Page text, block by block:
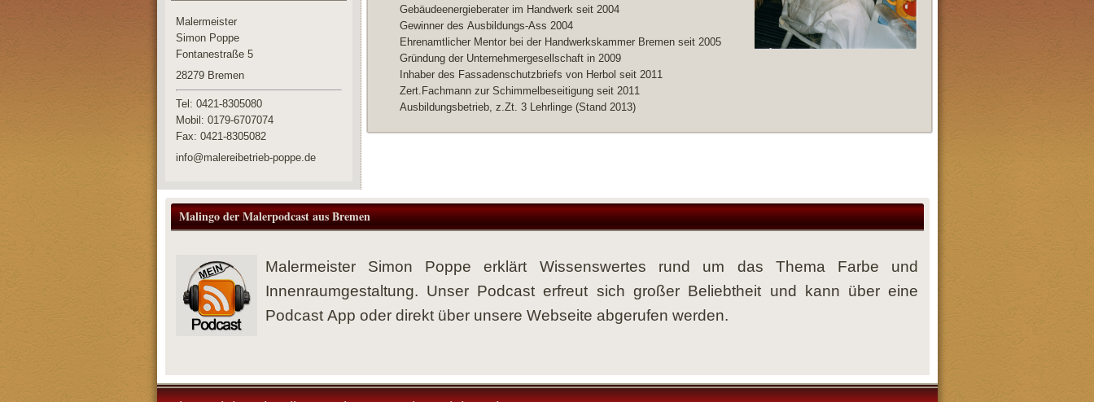
Malermeister
Simon Poppe
Fontanestraße 5
28279Bremen
Tel: 0421-8305080
Mobil: 0179-6707074
Fax: 0421-8305082
info@malereibetrieb-poppe.de
Gebäudeenergieberater im Handwerk seit 2004
Gewinner des Ausbildungs-Ass 2004
Ehrenamtlicher Mentor bei der Handwerkskammer Bremen seit 2005
Gründung der Unternehmergesellschaft in 2009
Inhaber des Fassadenschutzbriefs von Herbol seit 2011
Zert.Fachmann zur Schimmelbeseitigung seit 2011
Ausbildungsbetrieb, z.Zt. 3 Lehrlinge (Stand 2013)
Malingo der Malerpodcast aus Bremen
Malermeister Simon Poppe erklärt Wissenswertes rund um das Thema Farbe und
Innenraumgestaltung. Unser Podcast erfreut sich großer Beliebtheit und kann über eine
Podcast App oder direkt über unsere Webseite abgerufen werden.